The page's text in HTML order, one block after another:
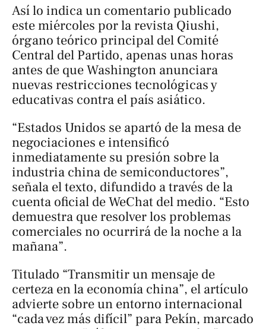
Así lo indica un comentario publicado
este miércoles por la revista Qiushi,
órgano teórico principal del Comité
Central del Partido, apenas unas horas
antes de que Washington anunciara
nuevas restricciones tecnológicas y
educativas contra el país asiático.
“Estados Unidos se apartó de la mesa de
negociaciones e intensificó
inmediatamente su presión sobre la
industria china de semiconductores”,
señala el texto, difundido a través de la
cuenta oficial de WeChat del medio. “Esto
demuestra que resolver los problemas
comerciales no ocurrirá de la noche a la
mañana”.
Titulado “Transmitir un mensaje de
certeza en la economía china”, el artículo
advierte sobre un entorno internacional
“cada vez más difícil” para Pekín, marcado